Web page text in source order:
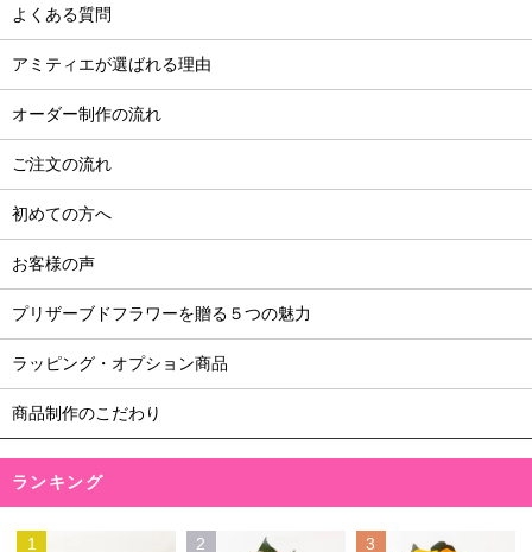
よくある質問
アミティエが選ばれる理由
オーダー制作の流れ
ご注文の流れ
初めての方へ
お客様の声
プリザーブドフラワーを贈る５つの魅力
ラッピング・オプション商品
商品制作のこだわり
ランキング
1 2 3